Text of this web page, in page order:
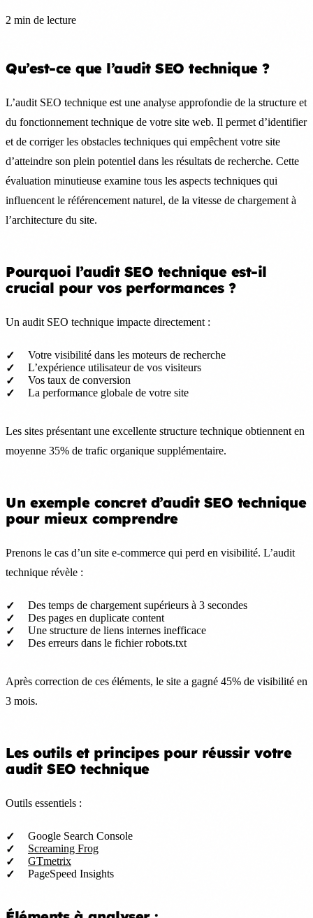
2 min de lecture
Qu’est-ce que l’audit SEO technique ?
L’audit SEO technique est une analyse approfondie de la structure et
du fonctionnement technique de votre site web. Il permet d’identifier
et de corriger les obstacles techniques qui empêchent votre site
d’atteindre son plein potentiel dans les résultats de recherche. Cette
évaluation minutieuse examine tous les aspects techniques qui
influencent le référencement naturel, de la vitesse de chargement à
l’architecture du site.
Pourquoi l’audit SEO technique est-il
crucial pour vos performances ?
Un audit SEO technique impacte directement :
Votre visibilité dans les moteurs de recherche
L’expérience utilisateur de vos visiteurs
Vos taux de conversion
La performance globale de votre site
Les sites présentant une excellente structure technique obtiennent en
moyenne 35% de trafic organique supplémentaire.
Un exemple concret d’audit SEO technique
pour mieux comprendre
Prenons le cas d’un site e-commerce qui perd en visibilité. L’audit
technique révèle :
Des temps de chargement supérieurs à 3 secondes
Des pages en duplicate content
Une structure de liens internes inefficace
Des erreurs dans le fichier robots.txt
Après correction de ces éléments, le site a gagné 45% de visibilité en
3 mois.
Les outils et principes pour réussir votre
audit SEO technique
Outils essentiels :
Google Search Console
Screaming Frog
GTmetrix
PageSpeed Insights